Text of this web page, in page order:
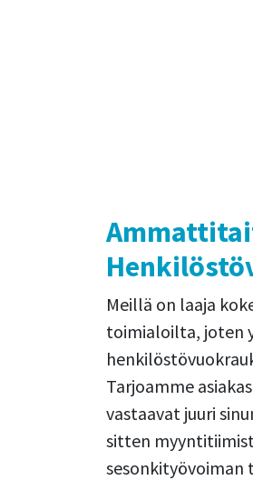
Meillä on laaja
toimialoilta, joten
Tarjoamme
vastaavat juuri
sitten
sesonkityövoiman